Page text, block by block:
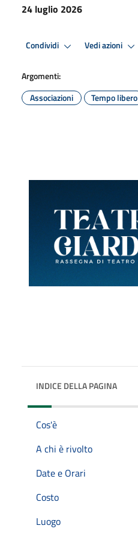
24 luglio 2026
Condividi Vedi azioni
Argomenti:
Associazioni
Tempo libero
INDICE DELLA PAGINA
Cos'è
A chi è rivolto
Date e Orari
Costo
Luogo